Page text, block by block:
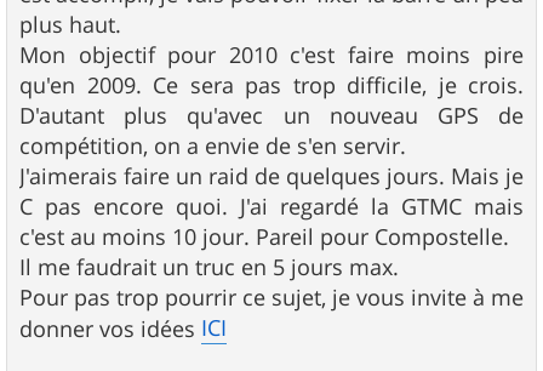
plus haut.
Mon objectif pour 2010 c'est faire moins pire
qu'en 2009. Ce sera pas trop difficile, je crois.
D'autant plus qu'avec un nouveau GPS de
compétition, on a envie de s'en servir.
J'aimerais faire un raid de quelques jours. Mais je
C pas encore quoi. J'ai regardé la GTMC mais
c'est au moins 10 jour. Pareil pour Compostelle.
Il me faudrait un truc en 5 jours max.
Pour pas trop pourrir ce sujet, je vous invite à me
donner vos idées ICI